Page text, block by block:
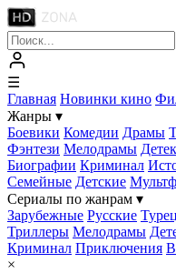
☰
Главная Новинки кино
Жанры ▾
Боевики Комедии Драмы
Фэнтези Мелодрамы
Биографии Криминал
Семейные Детские
Сериалы по жанрам ▾
Зарубежные Русские
Триллеры Мелодрамы
Криминал Приключения
×